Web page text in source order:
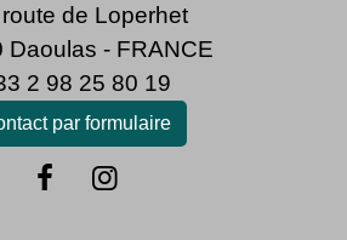
de Loperhet
Daoulas - FRANCE
2 98 25 80 19
par formulaire